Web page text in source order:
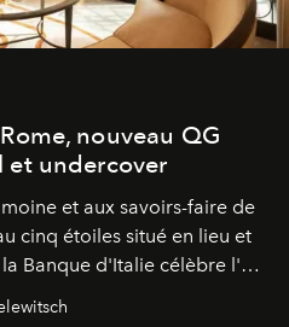
nouveau QG
undercover
et aux savoirs-faire de
cinq étoiles situé en lieu et
Banque d'Italie célèbre l'art